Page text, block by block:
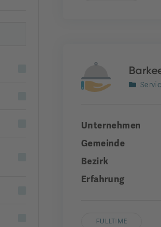
Unternehmen
Gemeinde
Bezirk
Erfahrung
FULLTIME